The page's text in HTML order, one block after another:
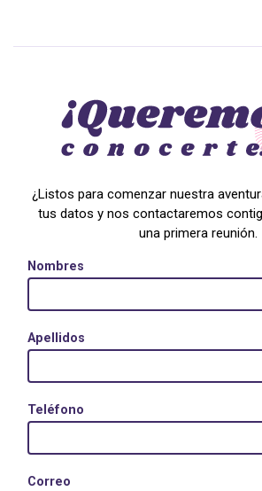
¿Listos para comenzar nuestra
tus datos y nos contactaremos
una primera reunión.
Nombres
Apellidos
Teléfono
Correo